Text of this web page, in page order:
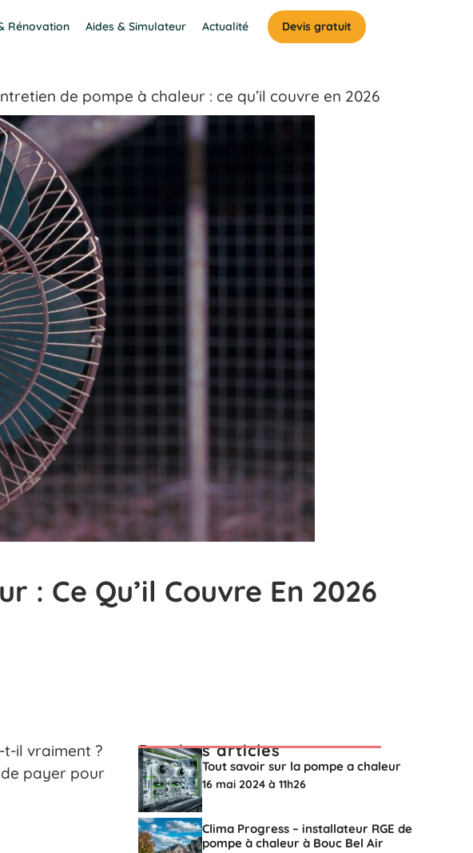
Rénovation Aides & Simulateur Actualité Devis gratuit
de pompe à chaleur : ce qu’il couvre en 2026
: Ce Qu’il Couvre En 2026
il vraiment ?
payer pour
Derniers articles
Tout savoir sur la pompe a chaleur
16 mai 2024 à 11h26
Clima Progress – installateur RGE de
pompe à chaleur à Bouc Bel Air